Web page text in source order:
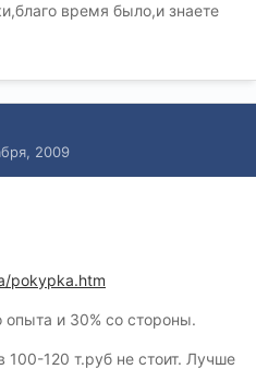
время было,и знаете
2009
pokypka.htm
опыта и 30% со стороны.
120 т.руб не стоит. Лучше